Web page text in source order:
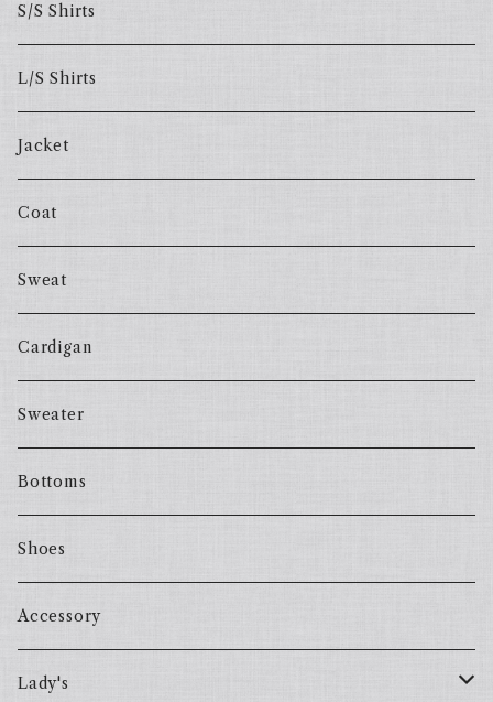
S/S Shirts
L/S Shirts
Jacket
Coat
Sweat
Cardigan
Sweater
Bottoms
Shoes
Accessory
Lady's